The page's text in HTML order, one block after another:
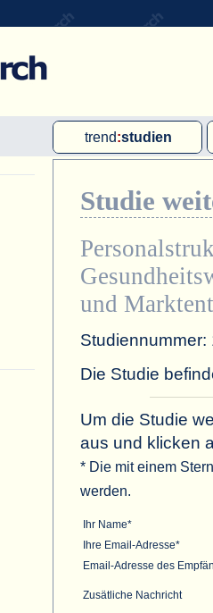
trend:studien
Single-Client-Studien
Studie
und
Die Studie
Um die Studie
aus und klicken
* Die mit einem
werden.
Ihr Name*
Ihre Email-Adresse*
Email-Adresse des
Zusätliche Nachricht